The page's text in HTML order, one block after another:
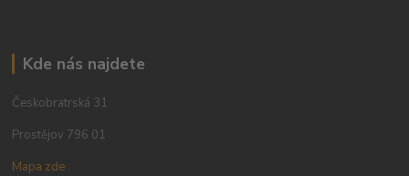
Kde nás najdete
Českobratrská 31
Prostějov 796 01
Mapa zde